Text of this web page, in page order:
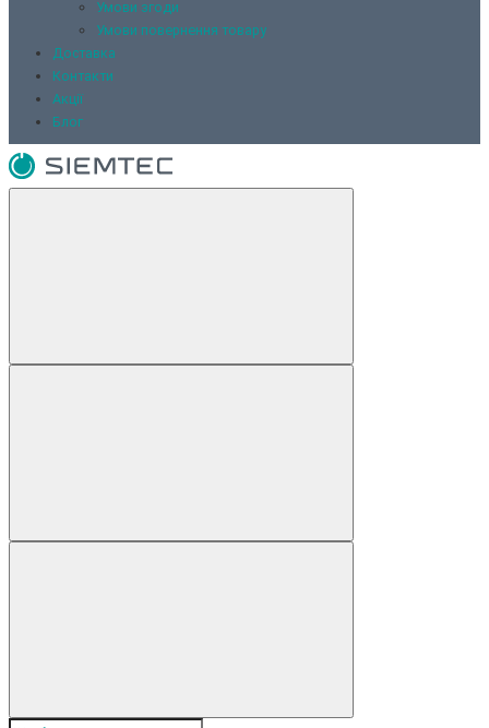
Умови згоди
Умови повернення товару
Доставка
Контакти
Акції
Блог